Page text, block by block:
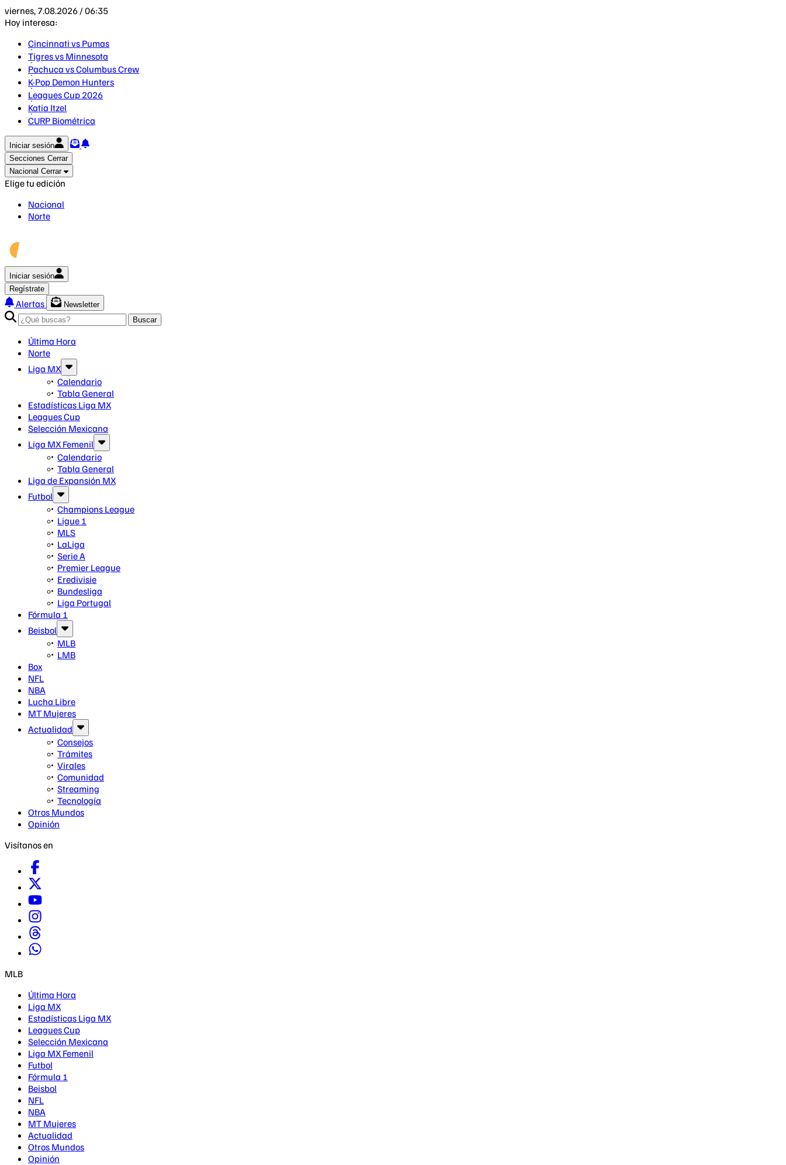
viernes, 7.08.2026 / 06:35
Hoy interesa:
Cincinnati vs Pumas
Tigres vs Minnesota
Pachuca vs Columbus Crew
K-Pop Demon Hunters
Leagues Cup 2026
Katia Itzel
CURP Biométrica
Iniciar sesión
Secciones Cerrar
Nacional Cerrar
Elige tu edición
Nacional
Norte
Iniciar sesión
Regístrate
Alertas
Newsletter
Buscar
Última Hora
Norte
Liga MX
Calendario
Tabla General
Estadísticas Liga MX
Leagues Cup
Selección Mexicana
Liga MX Femenil
Calendario
Tabla General
Liga de Expansión MX
Futbol
Champions League
Ligue 1
MLS
LaLiga
Serie A
Premier League
Eredivisie
Bundesliga
Liga Portugal
Fórmula 1
Beisbol
MLB
LMB
Box
NFL
NBA
Lucha Libre
MT Mujeres
Actualidad
Consejos
Trámites
Virales
Comunidad
Streaming
Tecnología
Otros Mundos
Opinión
Visítanos en
MLB
Última Hora
Liga MX
Estadísticas Liga MX
Leagues Cup
Selección Mexicana
Liga MX Femenil
Futbol
Fórmula 1
Beisbol
NFL
NBA
MT Mujeres
Actualidad
Otros Mundos
Opinión